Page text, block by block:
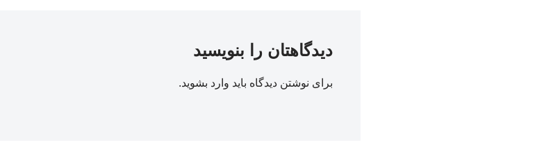
دیدگاهتان را بنویسید
برای نوشتن دیدگاه باید وارد بشوید.